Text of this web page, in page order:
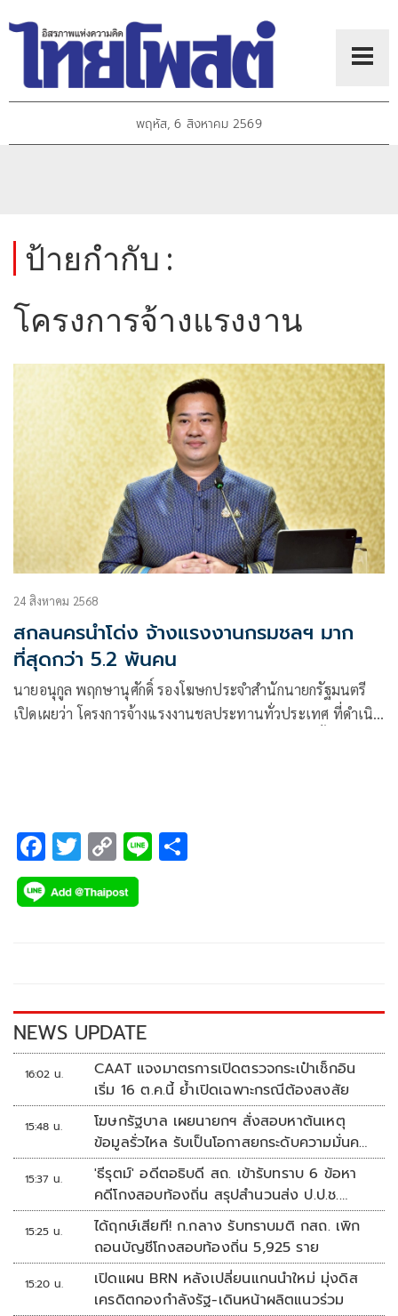
พฤหัส, 6 สิงหาคม 2569
ป้ายกำกับ :
โครงการจ้างแรงงาน
24 สิงหาคม 2568
สกลนครนำโด่ง จ้างแรงงานกรมชลฯ มาก
ที่สุดกว่า 5.2 พันคน
นายอนุกูล พฤกษานุศักดิ์ รองโฆษกประจำสำนักนายกรัฐมนตรี
เปิดเผยว่า โครงการจ้างแรงงานชลประทานทั่วประเทศ ที่ดำเนิน
F
ac
e
k
T
wi
tt
C
o
p
k
Li
NEWS UPDATE
16:02 น.
CAAT แจงมาตรการเปิดตรวจกระเป๋าเช็กอิน
เริ่ม 16 ต.ค.นี้ ย้ำเปิดเฉพาะกรณีต้องสงสัย
15:48 น.
โฆษกรัฐบาล เผยนายกฯ สั่งสอบหาต้นเหตุ
ข้อมูลรั่วไหล รับเป็นโอกาสยกระดับความมั่นคง
ปลอดภัยข้อมูลภาครัฐทั้งระบบ
15:37 น.
'ธีรุตม์' อดีตอธิบดี สถ. เข้ารับทราบ 6 ข้อหา
คดีโกงสอบท้องถิ่น สรุปสำนวนส่ง ป.ป.ช.
สัปดาห์หน้า
15:25 น.
ได้ฤกษ์เสียที! ก.กลาง รับทราบมติ กสถ. เพิก
ถอนบัญชีโกงสอบท้องถิ่น 5,925 ราย
15:20 น.
เปิดแผน BRN หลังเปลี่ยนแกนนำใหม่ มุ่งดิส
เครดิตกองกำลังรัฐ-เดินหน้าผลิตแนวร่วม